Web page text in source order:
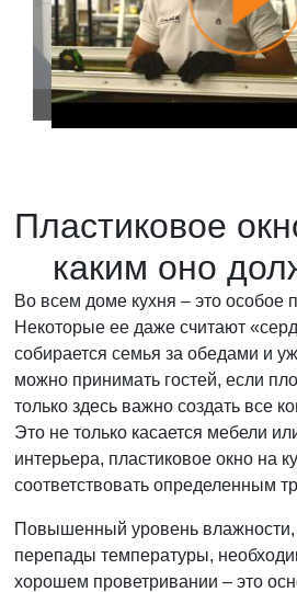
Пластиковое
каким оно
Во всем доме кухня – это особое
Некоторые ее даже считают
собирается семья за обедами и
можно принимать гостей, если
только здесь важно создать все
Это не только касается мебели
интерьера, пластиковое окно на
соответствовать определенным
Повышенный уровень
перепады температуры,
хорошем проветривании – это